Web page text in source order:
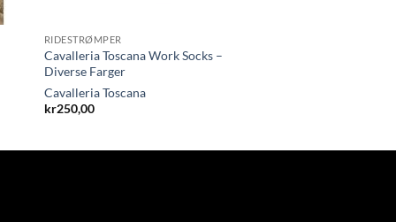
RIDESTRØMPER
Cavalleria Toscana Work Socks –
Diverse Farger
Cavalleria Toscana
kr250,00